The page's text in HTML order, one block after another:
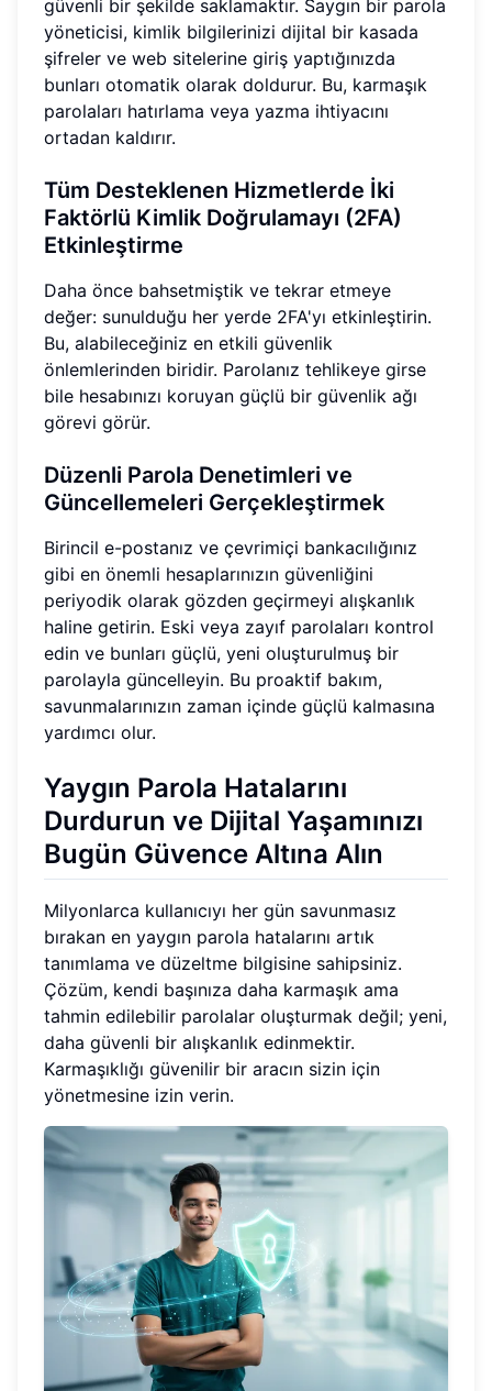
güvenli bir şekilde saklamaktır. Saygın bir parola
yöneticisi, kimlik bilgilerinizi dijital bir kasada
şifreler ve web sitelerine giriş yaptığınızda
bunları otomatik olarak doldurur. Bu, karmaşık
parolaları hatırlama veya yazma ihtiyacını
ortadan kaldırır.
Tüm Desteklenen Hizmetlerde İki
Faktörlü Kimlik Doğrulamayı (2FA)
Etkinleştirme
Daha önce bahsetmiştik ve tekrar etmeye
değer: sunulduğu her yerde 2FA'yı etkinleştirin.
Bu, alabileceğiniz en etkili güvenlik
önlemlerinden biridir. Parolanız tehlikeye girse
bile hesabınızı koruyan güçlü bir güvenlik ağı
görevi görür.
Düzenli Parola Denetimleri ve
Güncellemeleri Gerçekleştirmek
Birincil e-postanız ve çevrimiçi bankacılığınız
gibi en önemli hesaplarınızın güvenliğini
periyodik olarak gözden geçirmeyi alışkanlık
haline getirin. Eski veya zayıf parolaları kontrol
edin ve bunları güçlü, yeni oluşturulmuş bir
parolayla güncelleyin. Bu proaktif bakım,
savunmalarınızın zaman içinde güçlü kalmasına
yardımcı olur.
Yaygın Parola Hatalarını
Durdurun ve Dijital Yaşamınızı
Bugün Güvence Altına Alın
Milyonlarca kullanıcıyı her gün savunmasız
bırakan en yaygın parola hatalarını artık
tanımlama ve düzeltme bilgisine sahipsiniz.
Çözüm, kendi başınıza daha karmaşık ama
tahmin edilebilir parolalar oluşturmak değil; yeni,
daha güvenli bir alışkanlık edinmektir.
Karmaşıklığı güvenilir bir aracın sizin için
yönetmesine izin verin.